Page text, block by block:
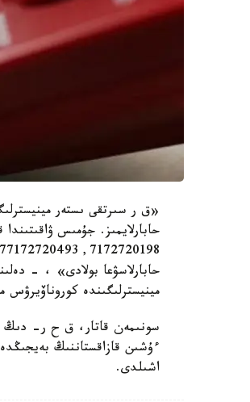
«ق ر سىرتقى ىستەر
مينيسترلىگىندە
سونىمەن قاتار، ق ح ر- دىڭ
اشىلدى.